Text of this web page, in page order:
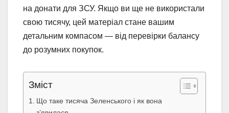
на донати для ЗСУ. Якщо ви ще не використали
свою тисячу, цей матеріал стане вашим
детальним компасом — від перевірки балансу
до розумних покупок.
Зміст
Що таке тисяча Зеленського і як вона